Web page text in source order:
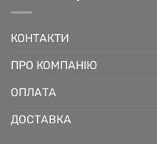
КОНТАКТИ
ПРО КОМПАНІЮ
ОПЛАТА
ДОСТАВКА